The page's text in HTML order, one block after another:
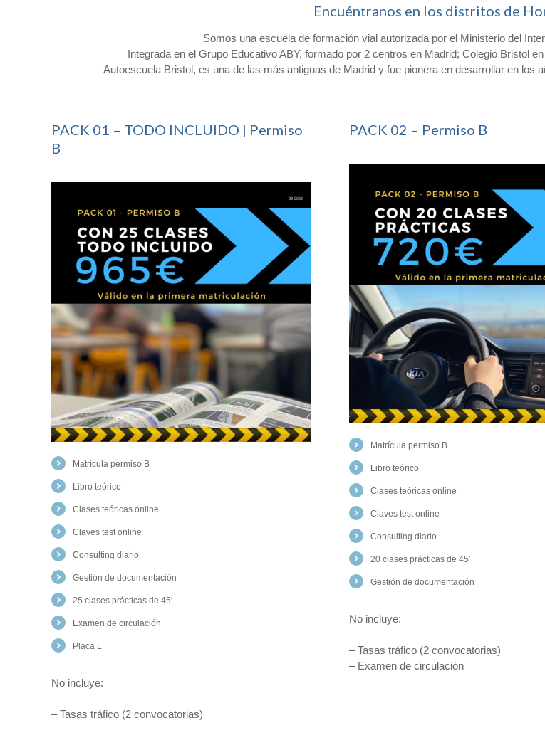
Encuéntranos en los distritos de
Somos una escuela de formación vial autorizada por el Ministerio del
Integrada en el Grupo Educativo ABY, formado por 2 centros en Madrid; Colegio Bristol
Autoescuela Bristol, es una de las más antiguas de Madrid y fue pionera en desarrollar en los
PACK 01 – TODO INCLUIDO | Permiso
B
Matrícula permiso B
Libro teórico
Clases teóricas online
Claves test online
Consulting diario
Gestión de documentación
25 clases prácticas de 45′
Examen de circulación
Placa L
No incluye:
– Tasas tráfico (2 convocatorias)
PACK 02 – Permiso B
Matrícula permiso B
Libro teórico
Clases teóricas online
Claves test online
Consulting diario
20 clases prácticas de 45′
Gestión de documentación
No incluye:
– Tasas tráfico (2 convocatorias)
– Examen de circulación